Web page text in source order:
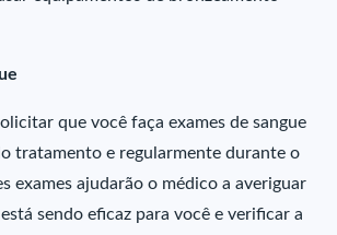
que você faça exames de sangue
tratamento e regularmente durante o
exames ajudarão o médico a averiguar
sendo eficaz para você e verificar a